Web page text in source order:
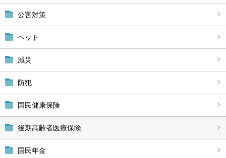
公害対策
ペット
減災
防犯
国民健康保険
後期高齢者医療保険
国民年金